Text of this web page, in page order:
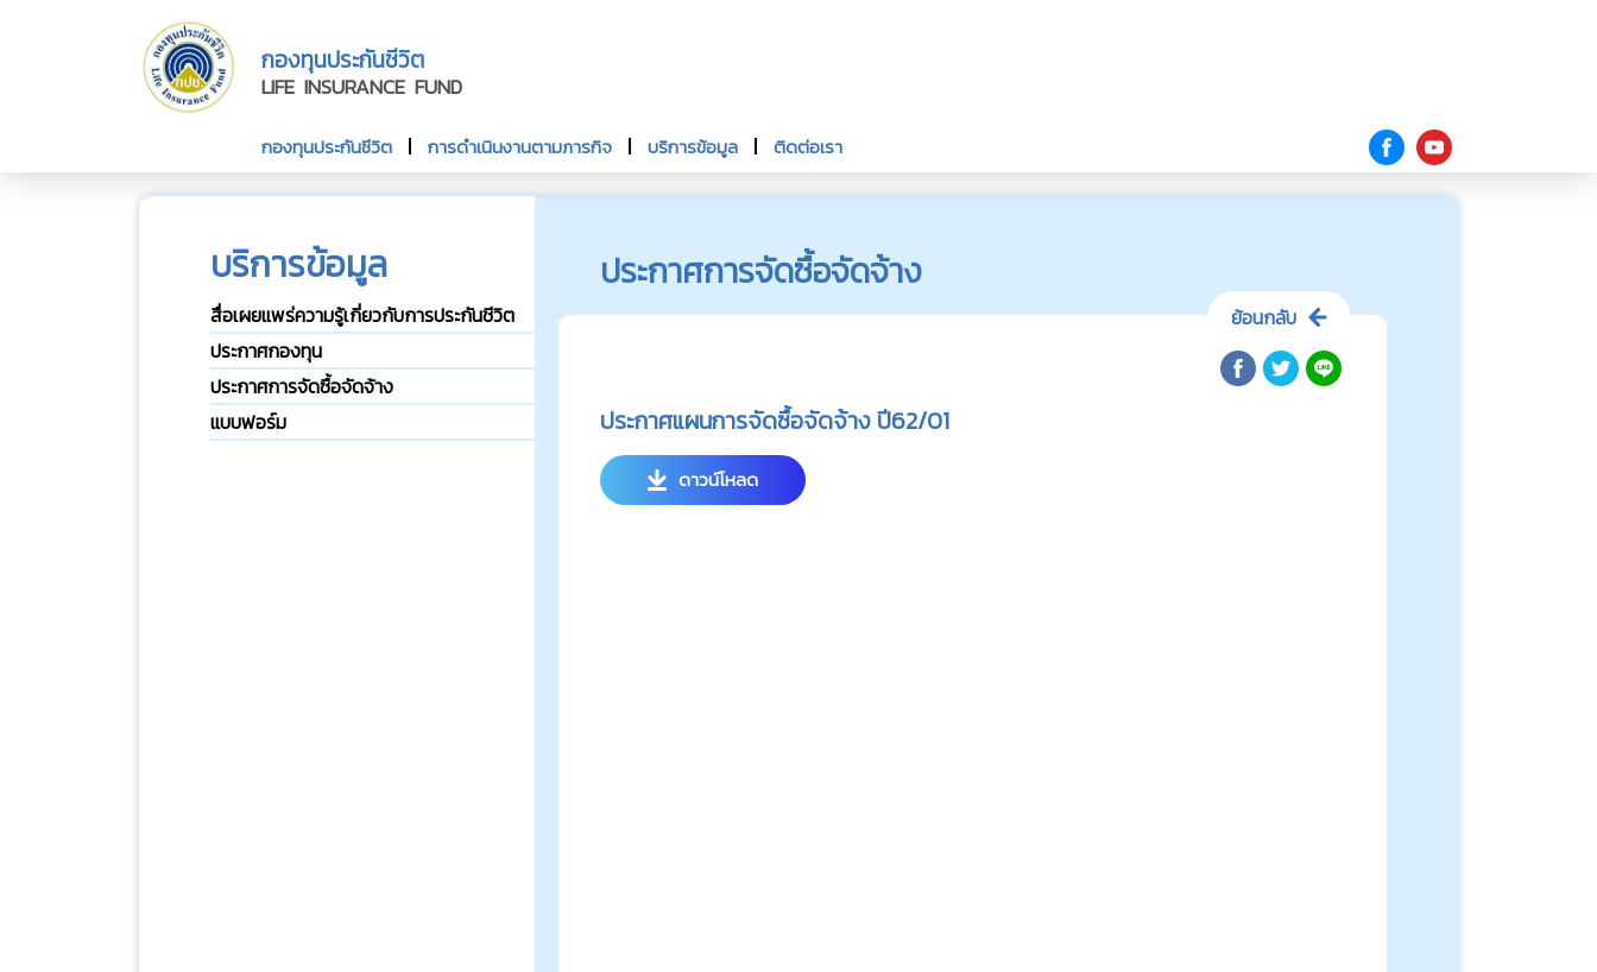
กองทุนประกันชีวิต
LIFE INSURANCE FUND
กองทุนประกันชีวิต การดำเนินงานตามภารกิจ บริการข้อมูล ติดต่อเรา
บริการข้อมูล
สื่อเผยแพร่ความรู้เกี่ยวกับการประกันชีวิต
ประกาศกองทุน
ประกาศการจัดซื้อจัดจ้าง
แบบฟอร์ม
ประกาศการจัดซื้อจัดจ้าง
ย้อนกลับ
ประกาศแผนการจัดซื้อจัดจ้าง ปี62/01
ดาวน์โหลด